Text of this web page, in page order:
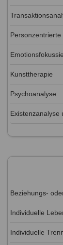
Personzentrierte
Kunsttherapie
Psychoanalyse
Existenzanalyse
Beziehungs-
Individuelle
Individuelle